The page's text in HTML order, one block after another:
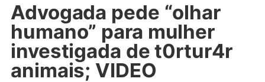
Advogada pede “olhar
humano” para mulher
investigada de t0rtur4r
animais; VIDEO